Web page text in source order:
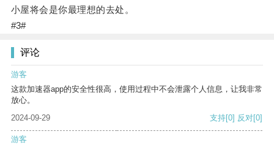
小屋将会是你最理想的去处。
#3#
评论
游客
这款加速器app的安全性很高，使用过程中不会泄露个人信息，让我非常
放心。
2024-09-29
支持[0] 反对[0]
游客